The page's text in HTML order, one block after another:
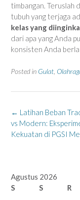
timbangan. Teruslah
tubuh yang terjaga
kelas yang
dari apa yang Anda
konsisten Anda
Posted in Gulat
Post
navigation
← Latihan Beban
vs Modern:
Kekuatan di PGSI
Agustus 2026
S
S R